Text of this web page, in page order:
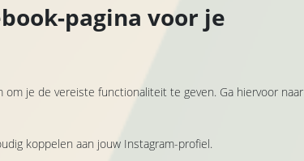
pagina voor je
je de vereiste functionaliteit te geven. Ga hiervoor naar
koppelen aan jouw Instagram-profiel.